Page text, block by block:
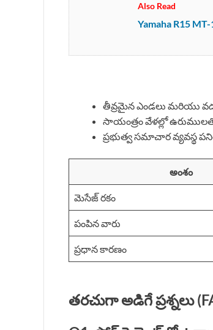
Also Read
Yamaha R15
తీవ్రమైన ఎండలు మరియు
సాయంత్రం వేళల్లో
ప్రభుత్వ సమాచార వ్యవస్థ
అంశం
మెసేజ్ రకం
పంపిన వారు
ప్రధాన కారణం
తరచుగా అడిగే ప్రశ్నలు